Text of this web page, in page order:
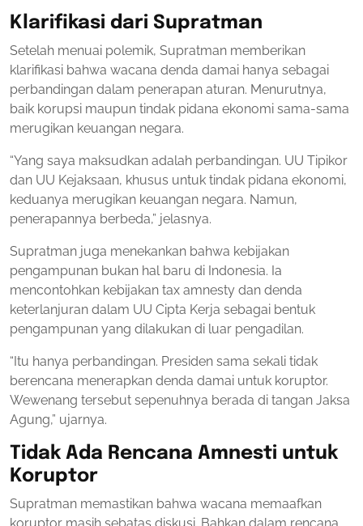
Klarifikasi dari Supratman
Setelah menuai polemik, Supratman memberikan
klarifikasi bahwa wacana denda damai hanya sebagai
perbandingan dalam penerapan aturan. Menurutnya,
baik korupsi maupun tindak pidana ekonomi sama-sama
merugikan keuangan negara.
“Yang saya maksudkan adalah perbandingan. UU Tipikor
dan UU Kejaksaan, khusus untuk tindak pidana ekonomi,
keduanya merugikan keuangan negara. Namun,
penerapannya berbeda,” jelasnya.
Supratman juga menekankan bahwa kebijakan
pengampunan bukan hal baru di Indonesia. Ia
mencontohkan kebijakan tax amnesty dan denda
keterlanjuran dalam UU Cipta Kerja sebagai bentuk
pengampunan yang dilakukan di luar pengadilan.
“Itu hanya perbandingan. Presiden sama sekali tidak
berencana menerapkan denda damai untuk koruptor.
Wewenang tersebut sepenuhnya berada di tangan Jaksa
Agung,” ujarnya.
Tidak Ada Rencana Amnesti untuk
Koruptor
Supratman memastikan bahwa wacana memaafkan
koruptor masih sebatas diskusi. Bahkan dalam rencana